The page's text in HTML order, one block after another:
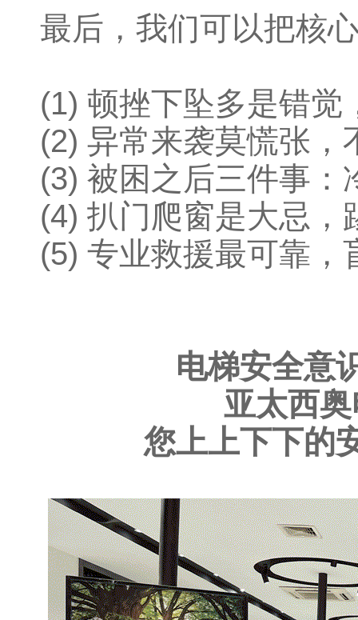
最后，我们可以把核
(1) 顿挫下坠多是错觉
(2) 异常来袭莫慌张，
(3) 被困之后三件事：
(4) 扒门爬窗是大忌，
(5) 专业救援最可靠，
电梯安全意
亚太西
您上上下下的